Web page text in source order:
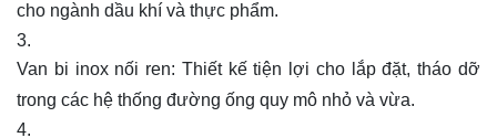
cho ngành dầu khí và thực phẩm.
Van bi inox nối ren: Thiết kế tiện lợi cho lắp đặt, tháo dỡ
trong các hệ thống đường ống quy mô nhỏ và vừa.